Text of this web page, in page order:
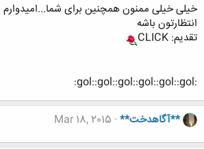
خیلی خیلی ممنون همچنین برای
انتظارتون باشه
تقدیم: CLICK
:gol::gol::gol::gol::gol::gol:
**آگاهدخت** Mar 18, 2015